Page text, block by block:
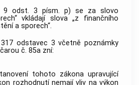
odst. 3 písm. p) se za slovo
vkládají slova „z finančního
a sporech“.
odstavec 3 včetně poznámky
č. 85a zní:
tohoto zákona upravující
rozhodnutí nemají vliv na výkon